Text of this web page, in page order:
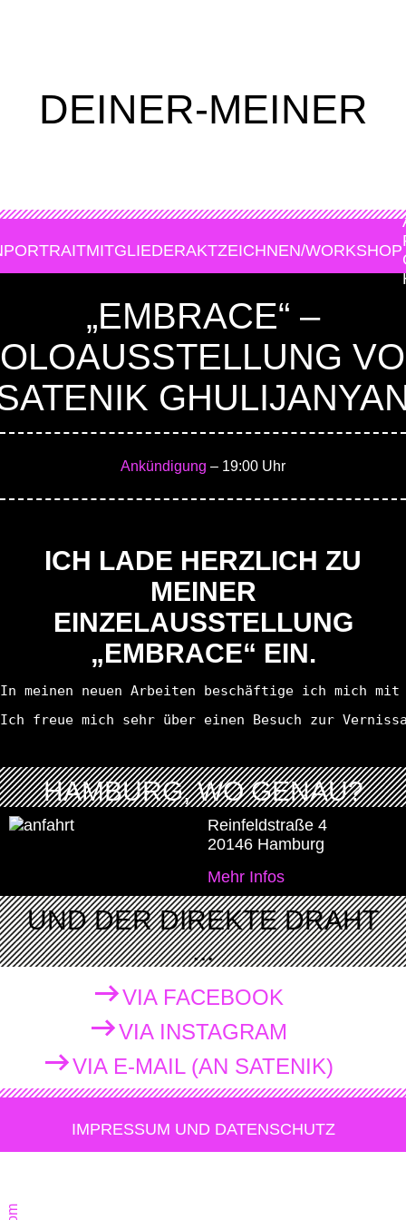
DEINER-MEINER
PORTRAITMITGLIEDERAKTZEICHNEN/WORKSHOP
„EMBRACE“ –
Ankündigung – 19:00 Uhr
ICH LADE HERZLICH ZU
MEINER
EINZELAUSSTELLUNG
„EMBRACE“ EIN.
In meinen neuen Arbeiten beschäftige ich mich
Ich freue mich sehr über einen Besuch zur
HAMBURG, WO GENAU?
Reinfeldstraße 4
20146 Hamburg
Mehr Infos
UND DER DIREKTE DRAHT
...
VIA FACEBOOK
VIA INSTAGRAM
VIA E-MAIL (AN SATENIK)
IMPRESSUM UND DATENSCHUTZ